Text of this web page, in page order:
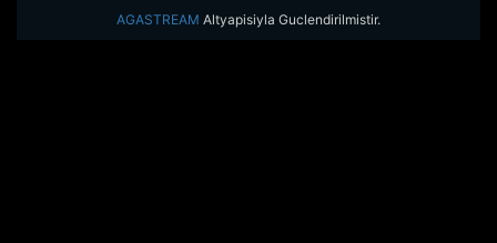
beIN Sports Haber
AGASTREAM Altyapisiyla Guclendirilmistir.